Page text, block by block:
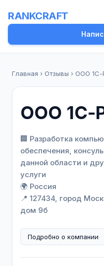
RANKCRAFT
Главная › Отзывы › ООО 1С-
ООО 1С-
🏢 Разработка
обеспечения,
данной области и
услуги
🌍 Россия
📍 127434, город
дом 9б
Подробно о компании